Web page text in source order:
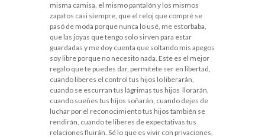
misma camisa, el mismo pantalón y los mismos
zapatos casi siempre, que el reloj que compré se
pasó de moda porque nunca lo usé, me estorbaba,
que las joyas que tengo solo sirven para estar
guardadas y me doy cuenta que soltando mis apegos
soy libre porque no necesito nada. Este es el mejor
regalo que te puedes dar, permítete ser en libertad,
cuando liberes el control tus hijos lo liberarán,
cuando se escurran tus lágrimas tus hijos llorarán,
cuando sueñes tus hijos soñarán, cuando dejes de
luchar por el reconocimiento tus hijos también se
rendirán, cuando te liberes de expectativas tus
relaciones fluirán. Sé lo que es vivir con privaciones,